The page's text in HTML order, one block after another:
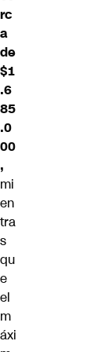
rc
a
de
$1
.6
85
.0
00
,
mi
en
tra
s
qu
e
el
m
áxi